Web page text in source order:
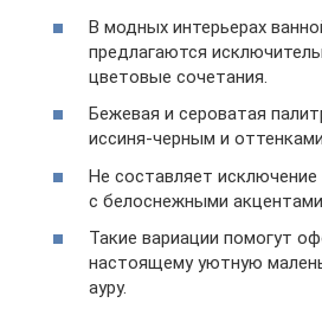
В модных интерьерах
предлагаются
цветовые сочетания.
Бежевая и сероватая
иссиня-черным и
Не составляет исключение
с белоснежными акцентами.
Такие вариации помогут
настоящему уютную
ауру.